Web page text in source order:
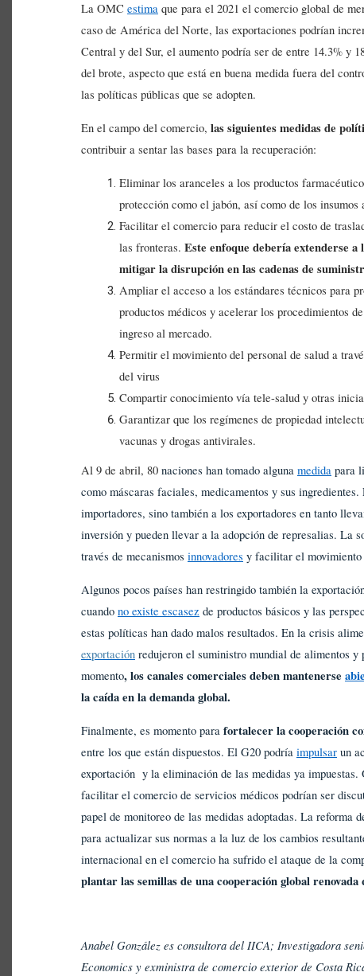
La OMC estima que para el 2021 el comercio global de
caso de América del Norte, las exportaciones podrían
Central y del Sur, el aumento podría ser de entre 14.3% y
del brote, aspecto que está en buena medida fuera del
las políticas públicas que se adopten.
En el campo del comercio, las siguientes medidas de
contribuir a sentar las bases para la recuperación:
Eliminar los aranceles a los productos
protección como el jabón, así como de los insumos
Facilitar el comercio para reducir el costo de
las fronteras. Este enfoque debería extenderse
mitigar la disrupción en las cadenas de
Ampliar el acceso a los estándares técnicos para
productos médicos y acelerar los procedimientos
ingreso al mercado.
Permitir el movimiento del personal de salud a
del virus
Compartir conocimiento vía tele-salud y otras
Garantizar que los regímenes de propiedad
vacunas y drogas antivirales.
Al 9 de abril, 80 naciones han tomado alguna medida para
como máscaras faciales, medicamentos y sus
importadores, sino también a los exportadores en tanto
inversión y pueden llevar a la adopción de represalias. La
través de mecanismos innovadores y facilitar el movimiento
Algunos pocos países han restringido también la
cuando no existe escasez de productos básicos y las
estas políticas han dado malos resultados. En la crisis
exportación redujeron el suministro mundial de alimentos y
momento, los canales comerciales deben mantenerse
la caída en la demanda global.
Finalmente, es momento para fortalecer la cooperación
entre los que están dispuestos. El G20 podría impulsar un
exportación y la eliminación de las medidas ya
facilitar el comercio de servicios médicos podrían ser
papel de monitoreo de las medidas adoptadas. La reforma
para actualizar sus normas a la luz de los cambios
internacional en el comercio ha sufrido el ataque de la
plantar las semillas de una cooperación global
Anabel González es consultora del IICA; Investigadora
Economics y exministra de comercio exterior de Costa